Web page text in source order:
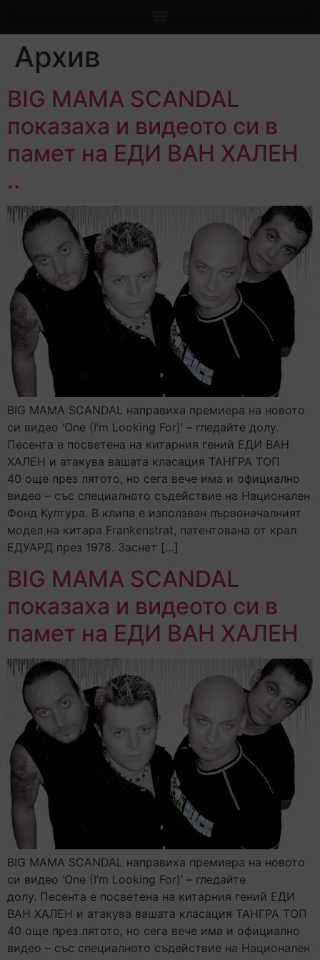
Архив
BIG MAMA SCANDAL
показаха и видеото си в
памет на ЕДИ ВАН ХАЛЕН
..
BIG MAMA SCANDAL направиха премиера на новото
си видео ‘One (I’m Looking For)’ – гледайте долу.
Песента е посветена на китарния гений ЕДИ ВАН
ХАЛЕН и атакува вашата класация ТАНГРА ТОП
40 още през лятото, но сега вече има и официално
видео – със специалното съдействие на Национален
Фонд Култура. В клипа е използван първоначалният
модел на китара Frankenstrat, патентована от крал
ЕДУАРД през 1978. Заснет […]
BIG MAMA SCANDAL
показаха и видеото си в
памет на ЕДИ ВАН ХАЛЕН
BIG MAMA SCANDAL направиха премиера на новото
си видео ‘One (I’m Looking For)’ – гледайте
долу. Песента е посветена на китарния гений ЕДИ
ВАН ХАЛЕН и атакува вашата класация ТАНГРА ТОП
40 още през лятото, но сега вече има и официално
видео – със специалното съдействие на Национален